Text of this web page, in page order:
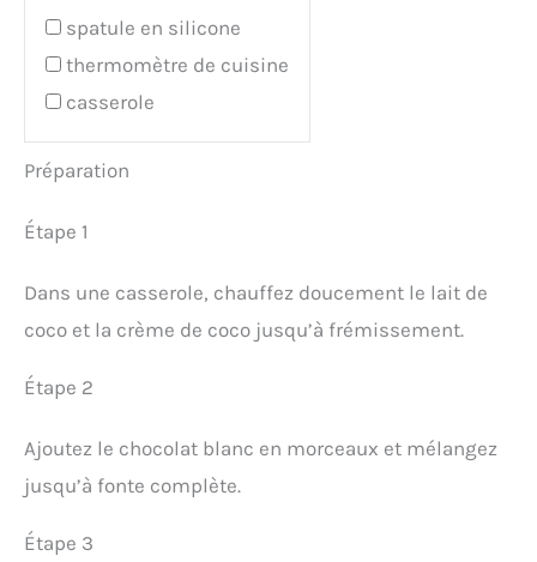
spatule en silicone
thermomètre de cuisine
casserole
Préparation
Étape 1
Dans une casserole, chauffez doucement le lait de
coco et la crème de coco jusqu’à frémissement.
Étape 2
Ajoutez le chocolat blanc en morceaux et mélangez
jusqu’à fonte complète.
Étape 3